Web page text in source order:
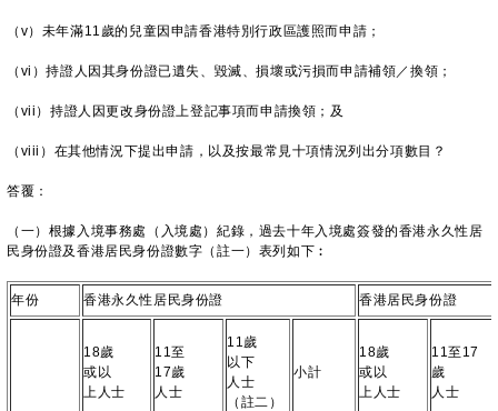
（v）未年滿11歲的兒童因申請香港特別行政區護照而申請；
（vi）持證人因其身份證已遺失、毀滅、損壞或污損而申請補領／換領；
（vii）持證人因更改身份證上登記事項而申請換領；及
（viii）在其他情況下提出申請，以及按最常見十項情況列出分項數目？
答覆：
（一）根據入境事務處（入境處）紀錄，過去十年入境處簽發的香港永久性居
民身份證及香港居民身份證數字（註一）表列如下︰
年份 香港永久性居民身份證 香港居民身份證
18歲
或以
上人士
11至
17歲
人士
11歲
以下
人士
（註二）
小計
18歲
或以
上人士
11至17
歲
人士